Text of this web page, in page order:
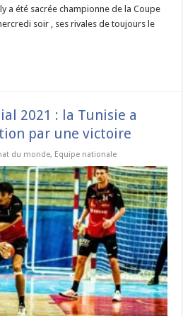
a été sacrée championne de la Coupe
soir , ses rivales de toujours le
2021 : la Tunisie a
par une victoire
du monde, Equipe nationale